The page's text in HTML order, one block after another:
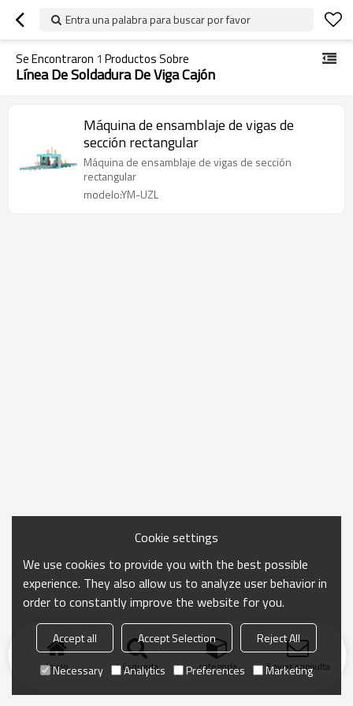
Entra una palabra para buscar por favor
Se Encontraron 1 Productos Sobre
Línea De Soldadura De Viga Cajón
Máquina de ensamblaje de vigas de
sección rectangular
Máquina de ensamblaje de vigas de sección
rectangular
modelo:YM-UZL
Inicio búsqueda categoría Enviar consulta
Cookie settings
We use cookies to provide you with the best possible
experience. They also allow us to analyze user behavior in
order to constantly improve the website for you.
Accept all Accept Selection
Reject All
Necessary
Analytics Preferences Marketing